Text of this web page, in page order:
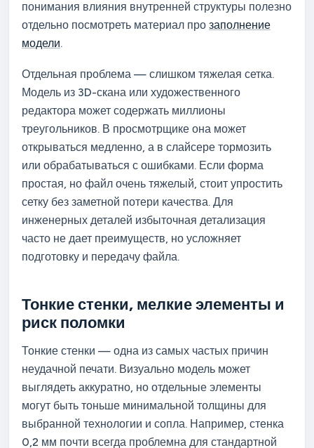
понимания влияния внутренней структуры полезно
отдельно посмотреть материал про заполнение
модели.
Отдельная проблема — слишком тяжелая сетка.
Модель из 3D-скана или художественного
редактора может содержать миллионы
треугольников. В просмотрщике она может
открываться медленно, а в слайсере тормозить
или обрабатываться с ошибками. Если форма
простая, но файл очень тяжелый, стоит упростить
сетку без заметной потери качества. Для
инженерных деталей избыточная детализация
часто не дает преимуществ, но усложняет
подготовку и передачу файла.
Тонкие стенки, мелкие элементы и
риск поломки
Тонкие стенки — одна из самых частых причин
неудачной печати. Визуально модель может
выглядеть аккуратно, но отдельные элементы
могут быть тоньше минимальной толщины для
выбранной технологии и сопла. Например, стенка
0,2 мм почти всегда проблемна для стандартной